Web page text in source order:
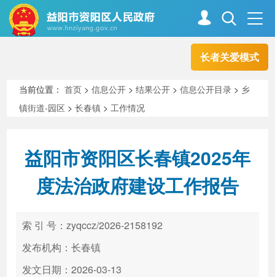
长者关爱模式
走进资阳
新闻中心 解读回应
政务服务
高效办成一件事
当前位置：首页 >信息公开 >结果公开 >信息公开目录 > 乡
镇街道-园区 >长春镇 >工作情况
益阳市资阳区长春镇2025年
度法治政府建设工作报告
索 引 号：zyqccz/2026-2158192
发布机构：长春镇
发文日期：2026-03-13